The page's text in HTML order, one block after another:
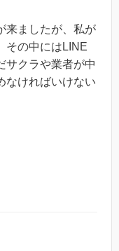
来ましたが、私が
その中にはLINE
サクラや業者が中
なければいけない